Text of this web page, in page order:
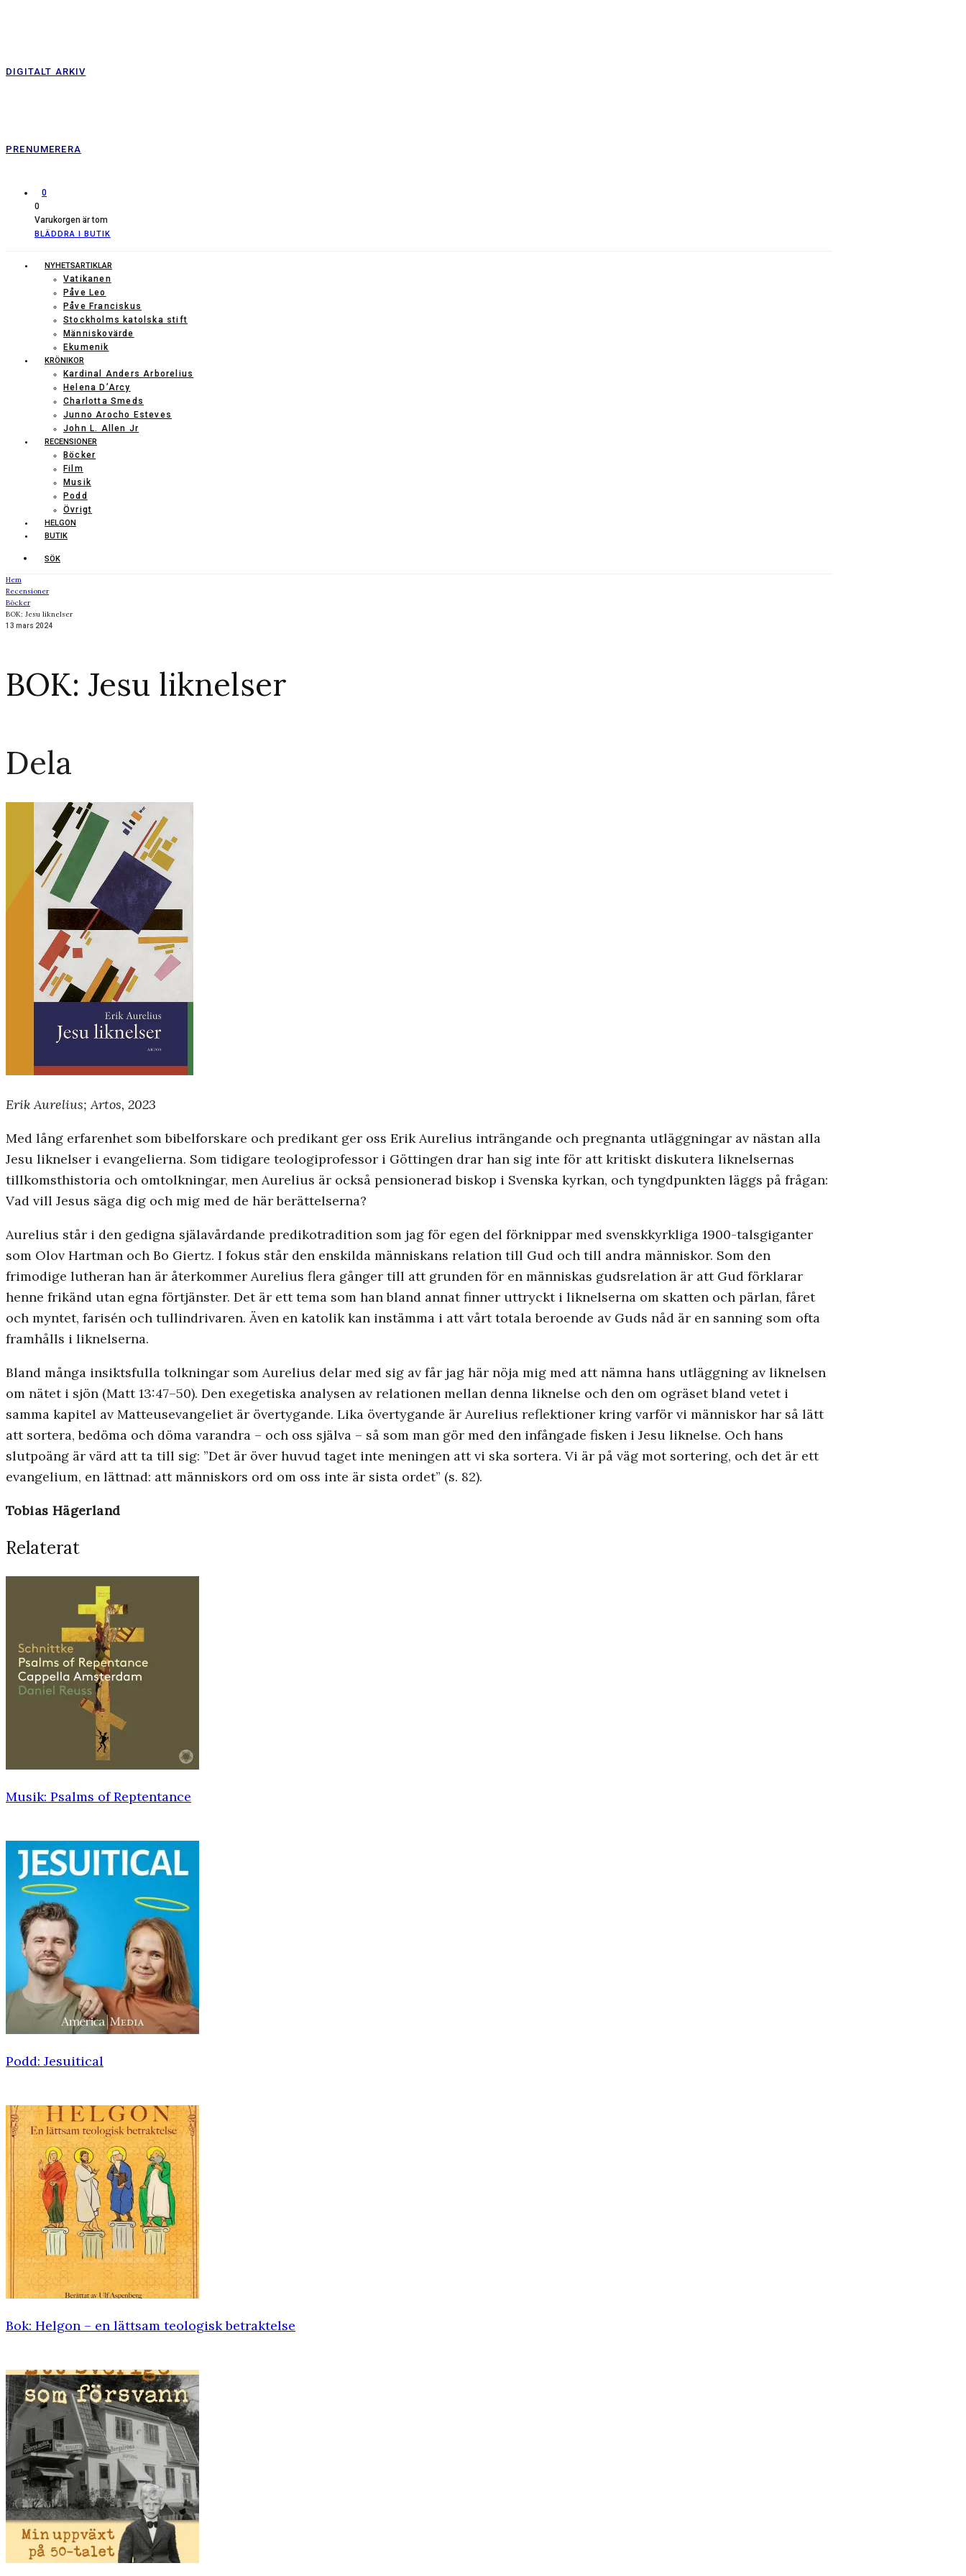
DIGITALT ARKIV
PRENUMERERA
0
0
Varukorgen är tom
BLÄDDRA I BUTIK
NYHETSARTIKLAR
Vatikanen
Påve Leo
Påve Franciskus
Stockholms katolska stift
Människovärde
Ekumenik
KRÖNIKOR
Kardinal Anders Arborelius
Helena D’Arcy
Charlotta Smeds
Junno Arocho Esteves
John L. Allen Jr
RECENSIONER
Böcker
Film
Musik
Podd
Övrigt
HELGON
BUTIK
SÖK
Hem
Recensioner
Böcker
BOK: Jesu liknelser
13 mars 2024
BOK: Jesu liknelser
Dela
Erik Aurelius; Artos, 2023
Med lång erfarenhet som bibelforskare och predikant ger oss Erik Aurelius inträngande och pregnanta utläggningar av nästan alla
Jesu liknelser i evangelierna. Som tidigare teologiprofessor i Göttingen drar han sig inte för att kritiskt diskutera liknelsernas
tillkomsthistoria och omtolkningar, men Aurelius är också pensionerad biskop i Svenska kyrkan, och tyngdpunkten läggs på frågan:
Vad vill Jesus säga dig och mig med de här berättelserna?
Aurelius står i den gedigna själavårdande predikotradition som jag för egen del förknippar med svenskkyrkliga 1900-talsgiganter
som Olov Hartman och Bo Giertz. I fokus står den enskilda människans relation till Gud och till andra människor. Som den
frimodige lutheran han är återkommer Aurelius flera gånger till att grunden för en människas gudsrelation är att Gud förklarar
henne frikänd utan egna förtjänster. Det är ett tema som han bland annat finner uttryckt i liknelserna om skatten och pärlan, fåret
och myntet, farisén och tullindrivaren. Även en katolik kan instämma i att vårt totala beroende av Guds nåd är en sanning som ofta
framhålls i liknelserna.
Bland många insiktsfulla tolkningar som Aurelius delar med sig av får jag här nöja mig med att nämna hans utläggning av liknelsen
om nätet i sjön (Matt 13:47–50). Den exegetiska analysen av relationen mellan denna liknelse och den om ogräset bland vetet i
samma kapitel av Matteusevangeliet är övertygande. Lika övertygande är Aurelius reflektioner kring varför vi människor har så lätt
att sortera, bedöma och döma varandra – och oss själva – så som man gör med den infångade fisken i Jesu liknelse. Och hans
slutpoäng är värd att ta till sig: ”Det är över huvud taget inte meningen att vi ska sortera. Vi är på väg mot sortering, och det är ett
evangelium, en lättnad: att människors ord om oss inte är sista ordet” (s. 82).
Tobias Hägerland
Relaterat
Musik: Psalms of Reptentance
Podd: Jesuitical
Bok: Helgon – en lättsam teologisk ­betraktelse